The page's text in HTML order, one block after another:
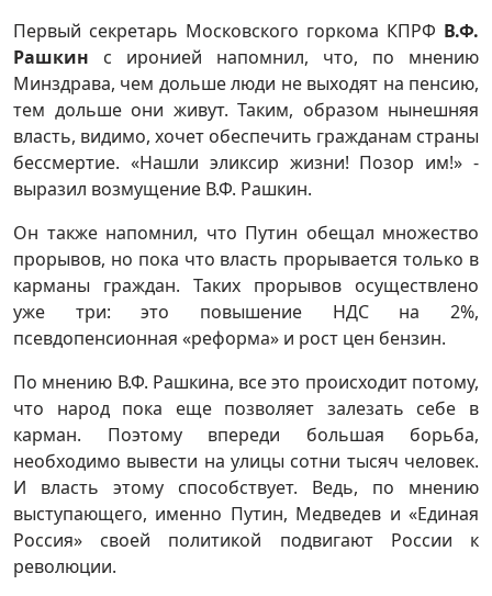
Первый секретарь Московского горкома КПРФ В.Ф.
Рашкин с иронией напомнил, что, по мнению
Минздрава, чем дольше люди не выходят на пенсию,
тем дольше они живут. Таким, образом нынешняя
власть, видимо, хочет обеспечить гражданам страны
бессмертие. «Нашли эликсир жизни! Позор им!» -
выразил возмущение В.Ф. Рашкин.
Он также напомнил, что Путин обещал множество
прорывов, но пока что власть прорывается только в
карманы граждан. Таких прорывов осуществлено
уже три: это повышение НДС на 2%,
псевдопенсионная «реформа» и рост цен бензин.
По мнению В.Ф. Рашкина, все это происходит потому,
что народ пока еще позволяет залезать себе в
карман. Поэтому впереди большая борьба,
необходимо вывести на улицы сотни тысяч человек.
И власть этому способствует. Ведь, по мнению
выступающего, именно Путин, Медведев и «Единая
Россия» своей политикой подвигают России к
революции.